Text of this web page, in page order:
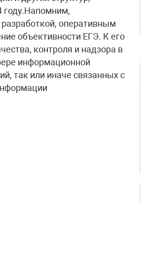
году.Напомним,
оперативным
объективности ЕГЭ. К его
контроля и надзора в
информационной
так или иначе связанных с